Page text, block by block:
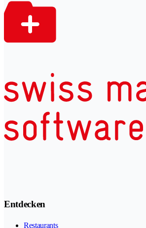
Entdecken
Restaurants